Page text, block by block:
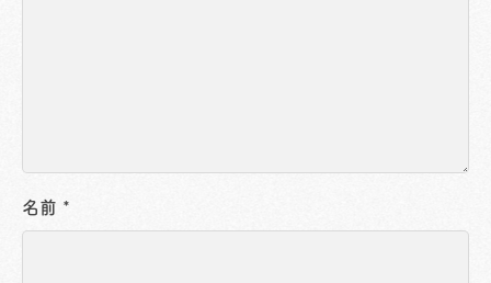
名前 *